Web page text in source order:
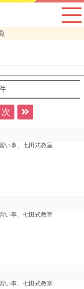
次
い事、七田式教室
い事、七田式教室
い事、七田式教室